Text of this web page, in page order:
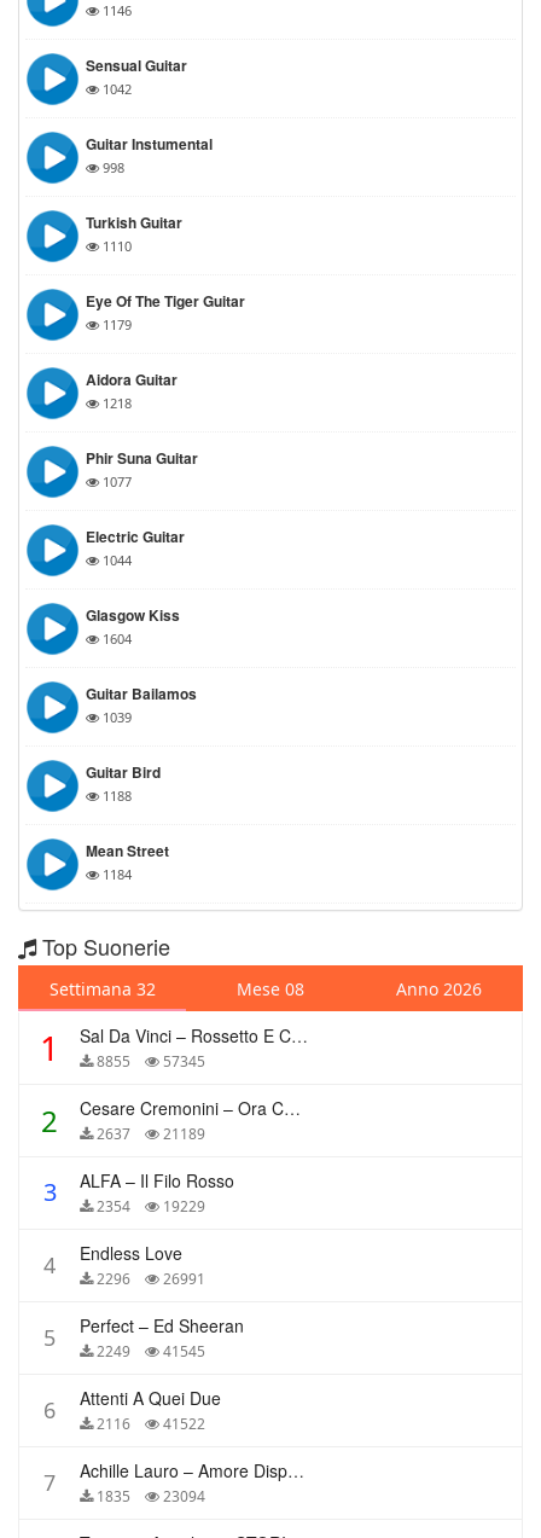
1146
Sensual Guitar
1042
Guitar Instumental
998
Turkish Guitar
1110
Eye Of The Tiger Guitar
1179
Aidora Guitar
1218
Phir Suna Guitar
1077
Electric Guitar
1044
Glasgow Kiss
1604
Guitar Bailamos
1039
Guitar Bird
1188
Mean Street
1184
Top Suonerie
Settimana 32 Mese 08 Anno 2026
1 Sal Da Vinci – Rossetto E Caffè
8855 57345
2 Cesare Cremonini – Ora Che Non Ho Più Te
2637 21189
3 ALFA – Il Filo Rosso
2354 19229
4 Endless Love
2296 26991
5 Perfect – Ed Sheeran
2249 41545
6 Attenti A Quei Due
2116 41522
7 Achille Lauro – Amore Disperato
1835 23094